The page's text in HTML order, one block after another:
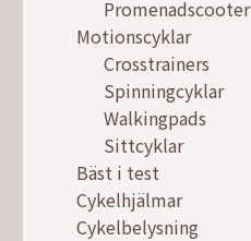
Promenadscooter
Motionscyklar
Crosstrainers
Spinningcyklar
Walkingpads
Sittcyklar
Bäst i test
Cykelhjälmar
Cykelbelysning